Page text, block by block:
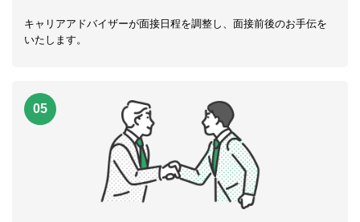
キャリアアドバイザーが面接日程を調整し、面接前後のお手伝を
いたします。
05